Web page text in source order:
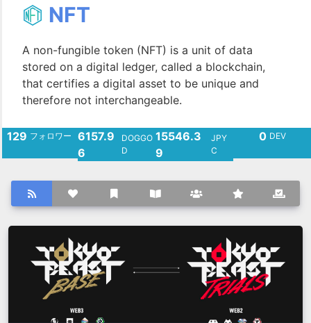
NFT
A non-fungible token (NFT) is a unit of data
stored on a digital ledger, called a blockchain,
that certifies a digital asset to be unique and
therefore not interchangeable.
129 フォロワー
6157.9
6
DOGGO
D
15546.3
9
JPY
C
0 DEV